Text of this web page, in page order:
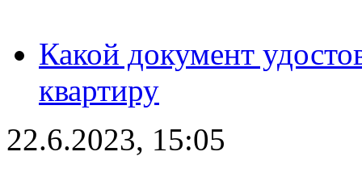
Какой документ
квартиру
22.6.2023, 15:05